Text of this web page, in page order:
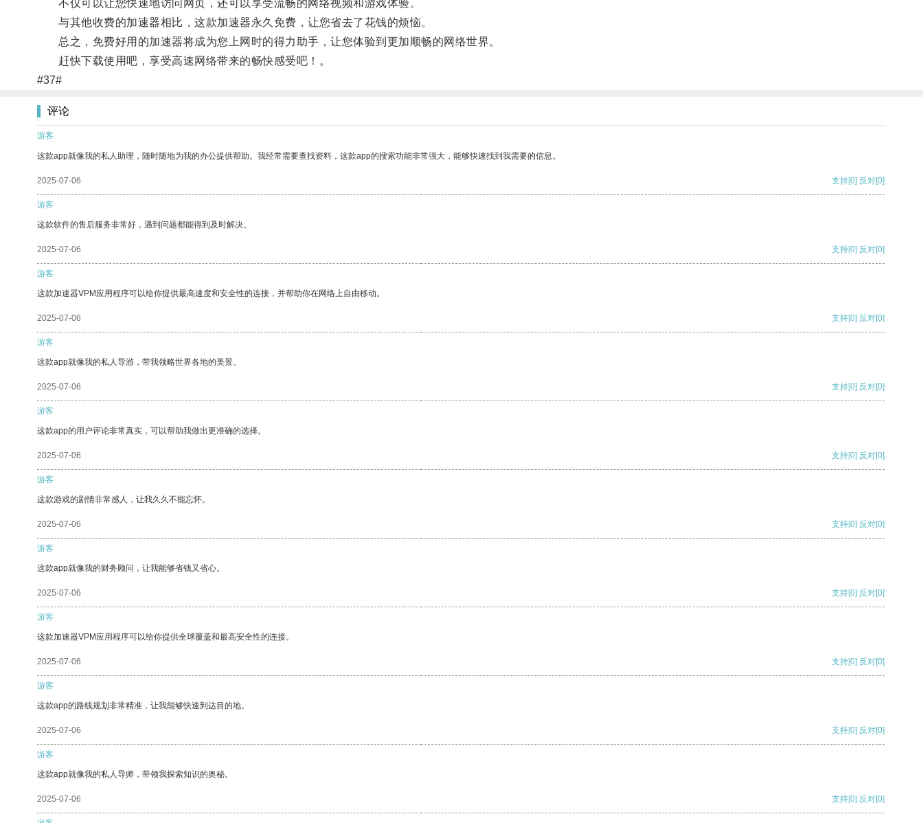
不仅可以让您快速地访问网页，还可以享受流畅的网络视频和游戏体验。
与其他收费的加速器相比，这款加速器永久免费，让您省去了花钱的烦恼。
总之，免费好用的加速器将成为您上网时的得力助手，让您体验到更加顺畅的网络世界。
赶快下载使用吧，享受高速网络带来的畅快感受吧！。
#37#
评论
游客
这款app就像我的私人助理，随时随地为我的办公提供帮助。我经常需要查找资料，这款app的搜索功能非常强大，能够快速找到我需要的信息。
2025-07-06 支持[0] 反对[0]
游客
这款软件的售后服务非常好，遇到问题都能得到及时解决。
2025-07-06 支持[0] 反对[0]
游客
这款加速器VPM应用程序可以给你提供最高速度和安全性的连接，并帮助你在网络上自由移动。
2025-07-06 支持[0] 反对[0]
游客
这款app就像我的私人导游，带我领略世界各地的美景。
2025-07-06 支持[0] 反对[0]
游客
这款app的用户评论非常真实，可以帮助我做出更准确的选择。
2025-07-06 支持[0] 反对[0]
游客
这款游戏的剧情非常感人，让我久久不能忘怀。
2025-07-06 支持[0] 反对[0]
游客
这款app就像我的财务顾问，让我能够省钱又省心。
2025-07-06 支持[0] 反对[0]
游客
这款加速器VPM应用程序可以给你提供全球覆盖和最高安全性的连接。
2025-07-06 支持[0] 反对[0]
游客
这款app的路线规划非常精准，让我能够快速到达目的地。
2025-07-06 支持[0] 反对[0]
游客
这款app就像我的私人导师，带领我探索知识的奥秘。
2025-07-06 支持[0] 反对[0]